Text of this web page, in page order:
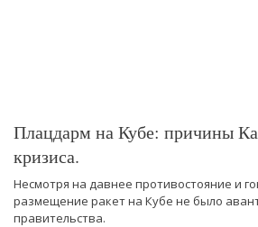
Плацдарм на Кубе: причины
кризиса.
Несмотря на давнее противостояние и
размещение ракет на Кубе не было
правительства.